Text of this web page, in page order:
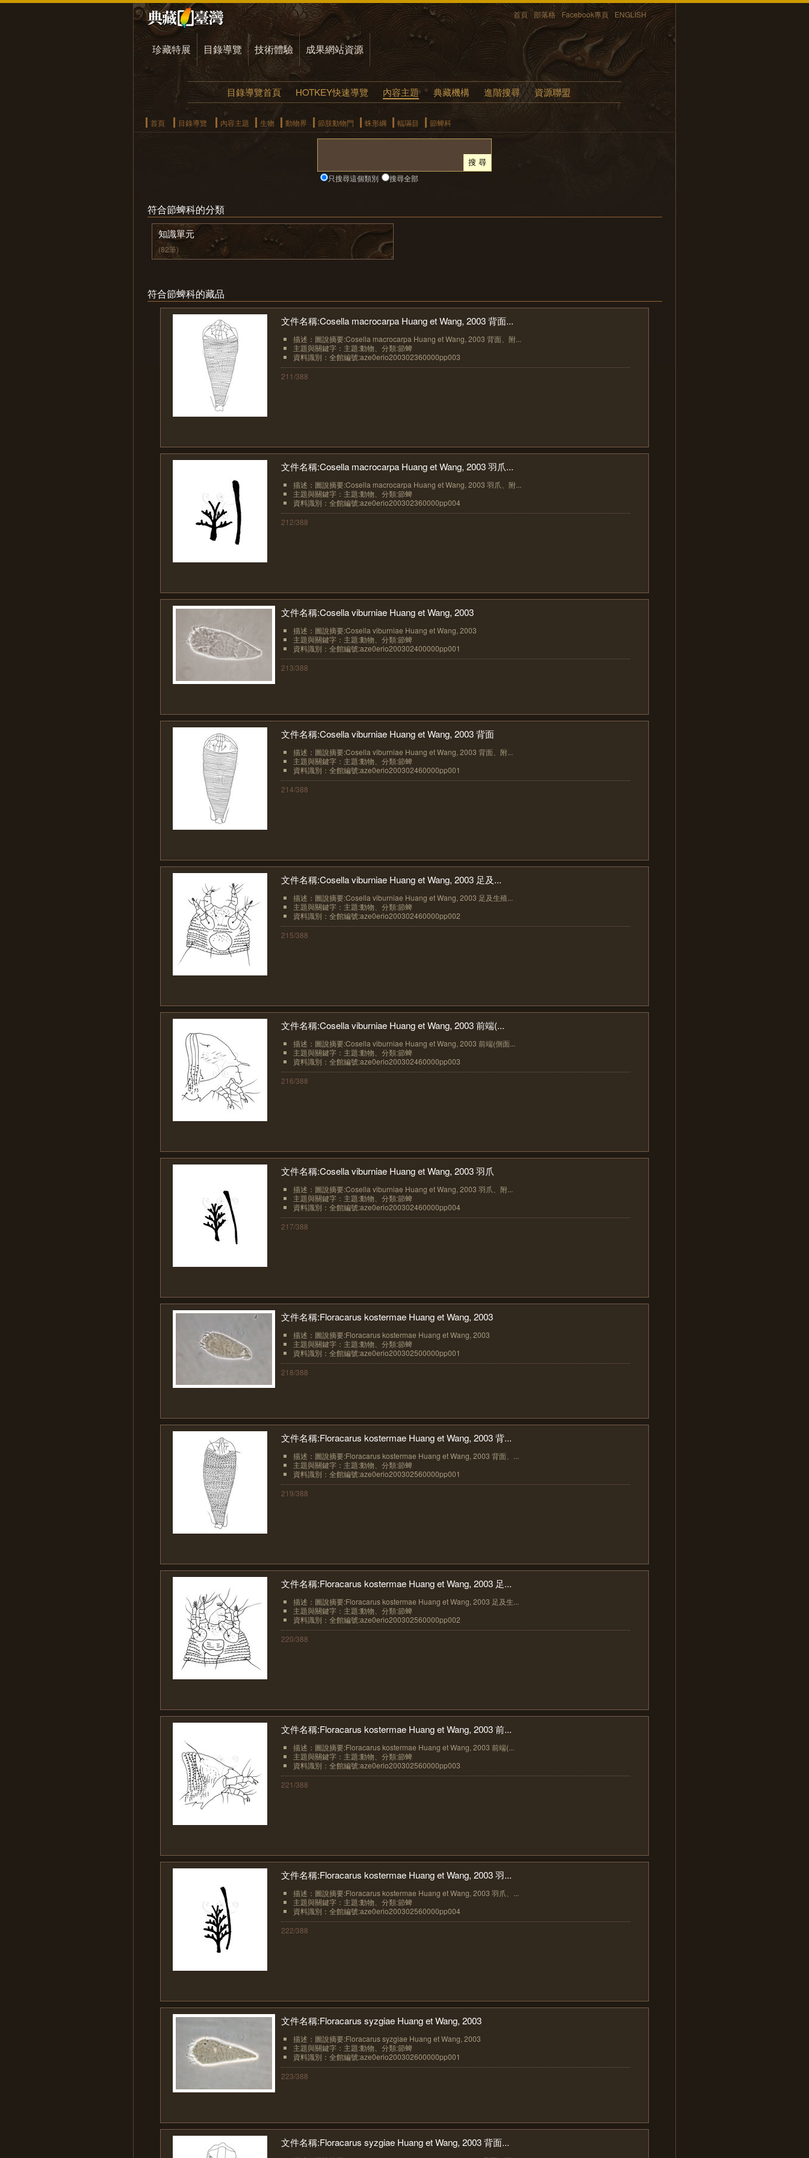
首頁 部落格 Facebook專頁 ENGLISH
珍藏特展 目錄導覽 技術體驗 成果網站資源
目錄導覽首頁 HOTKEY快速導覽 內容主題 典藏機構 進階搜尋 資源聯盟
首頁 目錄導覽 內容主題 生物 動物界 節肢動物門 蛛形綱 輻璊目 節蜱科
只搜尋這個類別 搜尋全部
符合節蜱科的分類
知識單元
(82筆)
符合節蜱科的藏品
文件名稱:Cosella macrocarpa Huang et Wang, 2003 背面...
描述：圖說摘要:Cosella macrocarpa Huang et Wang, 2003 背面、附...
主題與關鍵字：主題:動物、分類:節蜱
資料識別：全館編號:aze0erio200302360000pp003
211/388
文件名稱:Cosella macrocarpa Huang et Wang, 2003 羽爪...
描述：圖說摘要:Cosella macrocarpa Huang et Wang, 2003 羽爪、附...
主題與關鍵字：主題:動物、分類:節蜱
資料識別：全館編號:aze0erio200302360000pp004
212/388
文件名稱:Cosella viburniae Huang et Wang, 2003
描述：圖說摘要:Cosella viburniae Huang et Wang, 2003
主題與關鍵字：主題:動物、分類:節蜱
資料識別：全館編號:aze0erio200302400000pp001
213/388
文件名稱:Cosella viburniae Huang et Wang, 2003 背面
描述：圖說摘要:Cosella viburniae Huang et Wang, 2003 背面、附...
主題與關鍵字：主題:動物、分類:節蜱
資料識別：全館編號:aze0erio200302460000pp001
214/388
文件名稱:Cosella viburniae Huang et Wang, 2003 足及...
描述：圖說摘要:Cosella viburniae Huang et Wang, 2003 足及生殖...
主題與關鍵字：主題:動物、分類:節蜱
資料識別：全館編號:aze0erio200302460000pp002
215/388
文件名稱:Cosella viburniae Huang et Wang, 2003 前端(...
描述：圖說摘要:Cosella viburniae Huang et Wang, 2003 前端(側面...
主題與關鍵字：主題:動物、分類:節蜱
資料識別：全館編號:aze0erio200302460000pp003
216/388
文件名稱:Cosella viburniae Huang et Wang, 2003 羽爪
描述：圖說摘要:Cosella viburniae Huang et Wang, 2003 羽爪、附...
主題與關鍵字：主題:動物、分類:節蜱
資料識別：全館編號:aze0erio200302460000pp004
217/388
文件名稱:Floracarus kostermae Huang et Wang, 2003
描述：圖說摘要:Floracarus kostermae Huang et Wang, 2003
主題與關鍵字：主題:動物、分類:節蜱
資料識別：全館編號:aze0erio200302500000pp001
218/388
文件名稱:Floracarus kostermae Huang et Wang, 2003 背...
描述：圖說摘要:Floracarus kostermae Huang et Wang, 2003 背面、...
主題與關鍵字：主題:動物、分類:節蜱
資料識別：全館編號:aze0erio200302560000pp001
219/388
文件名稱:Floracarus kostermae Huang et Wang, 2003 足...
描述：圖說摘要:Floracarus kostermae Huang et Wang, 2003 足及生...
主題與關鍵字：主題:動物、分類:節蜱
資料識別：全館編號:aze0erio200302560000pp002
220/388
文件名稱:Floracarus kostermae Huang et Wang, 2003 前...
描述：圖說摘要:Floracarus kostermae Huang et Wang, 2003 前端(...
主題與關鍵字：主題:動物、分類:節蜱
資料識別：全館編號:aze0erio200302560000pp003
221/388
文件名稱:Floracarus kostermae Huang et Wang, 2003 羽...
描述：圖說摘要:Floracarus kostermae Huang et Wang, 2003 羽爪、...
主題與關鍵字：主題:動物、分類:節蜱
資料識別：全館編號:aze0erio200302560000pp004
222/388
文件名稱:Floracarus syzgiae Huang et Wang, 2003
描述：圖說摘要:Floracarus syzgiae Huang et Wang, 2003
主題與關鍵字：主題:動物、分類:節蜱
資料識別：全館編號:aze0erio200302600000pp001
223/388
文件名稱:Floracarus syzgiae Huang et Wang, 2003 背面...